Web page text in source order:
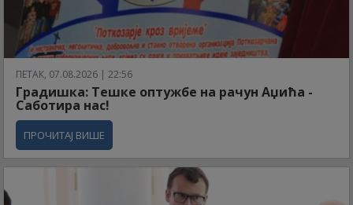
ПЕТАК, 07.08.2026 | 22:56
Градишка: Тешке оптужбе на рачун Аџића -
Саботира нас!
ПРОЧИТАЈ ВИШЕ